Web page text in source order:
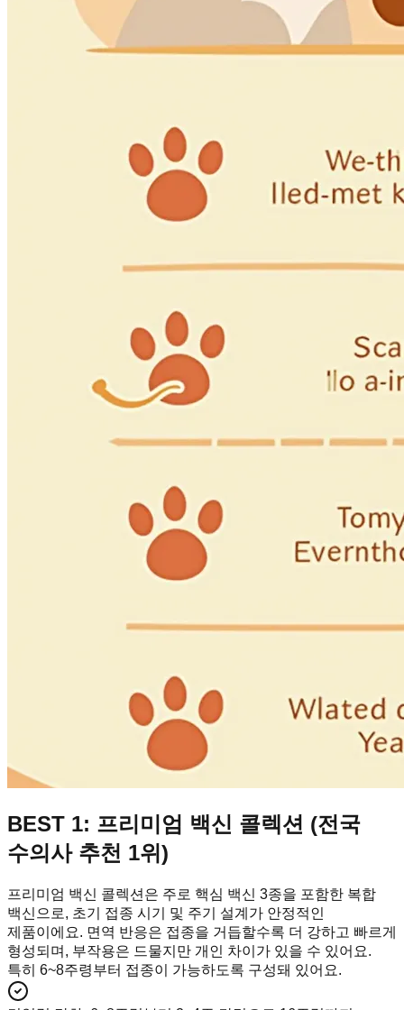
BEST 1: 프리미엄 백신 콜렉션 (전국
수의사 추천 1위)
프리미엄 백신 콜렉션은 주로 핵심 백신 3종을 포함한 복합
백신으로, 초기 접종 시기 및 주기 설계가 안정적인
제품이에요. 면역 반응은 접종을 거듭할수록 더 강하고 빠르게
형성되며, 부작용은 드물지만 개인 차이가 있을 수 있어요.
특히 6~8주령부터 접종이 가능하도록 구성돼 있어요.